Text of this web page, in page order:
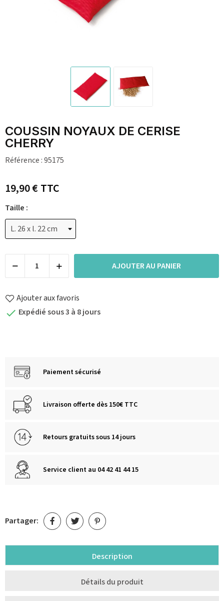
COUSSIN NOYAUX DE CERISE
CHERRY
Référence :95175
19,90 €TTC
Taille :
AJOUTER AU PANIER
Ajouter aux favoris
 Expédié sous 3 à 8 jours
Paiement sécurisé
Livraison offerte dès 150€ TTC
Retours gratuits sous 14 jours
Service client au 04 42 41 44 15
Partager:
Description
Détails du produit